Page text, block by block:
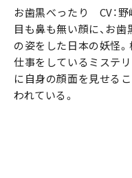
お歯黒べったり CV：野
目も鼻も無い顔に、お
の姿をした日本の妖怪
仕事をしているミステ
に自身の顔面を見せる
われている。